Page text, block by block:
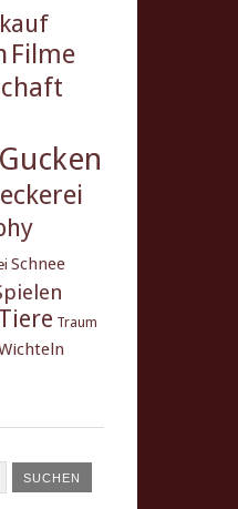
Filme
Gucken
Schnee
Tiere Traum